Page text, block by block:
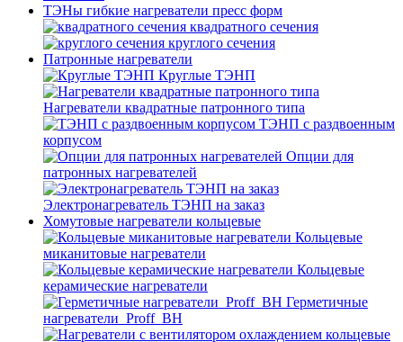
ТЭНы гибкие нагреватели пресс форм
квадратного сечения
круглого сечения
Патронные нагреватели
Круглые ТЭНП
Нагреватели квадратные патронного типа
ТЭНП с раздвоенным
корпусом
Опции для
патронных нагревателей
Электронагреватель ТЭНП на заказ
Хомутовые нагреватели кольцевые
Кольцевые
миканитовые нагреватели
Кольцевые
керамические нагреватели
Герметичные
нагреватели_Proff_BH